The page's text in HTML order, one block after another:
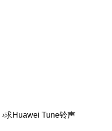
›求Huawei Tune铃声